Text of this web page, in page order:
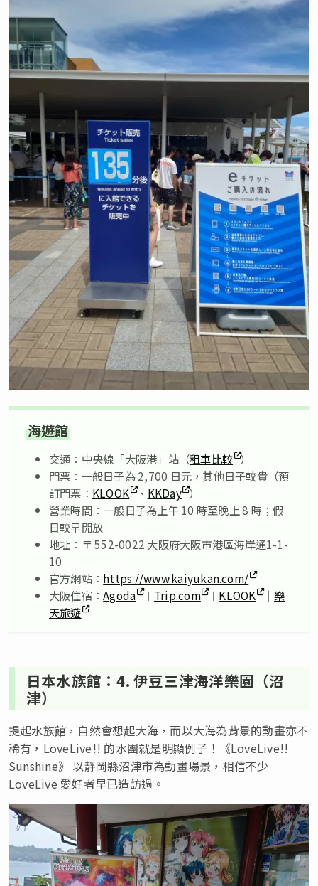
海遊館
交通：中央線「大阪港」站（租車比較 ）
門票：一般日子為 2,700 日元，其他日子較貴（預
訂門票： KLOOK 、 KKDay ）
營業時間：一般日子為上午 10 時至晚上 8 時；假
日較早開放
地址：〒 552-0022 大阪府大阪市港區海岸通1-1-
10
官方網站： https://www.kaiyukan.com/
大阪住宿：Agoda ︱ Trip.com ︱ KLOOK ｜樂
天旅遊
日本水族館：4. 伊豆三津海洋樂園（沼
津）
提起水族館，自然會想起大海，而以大海為背景的動畫亦不
稀有，LoveLive!! 的水團就是明顯例子！《LoveLive!!
Sunshine》 以靜岡縣沼津市為動畫場景，相信不少
LoveLive 愛好者早已造訪過。